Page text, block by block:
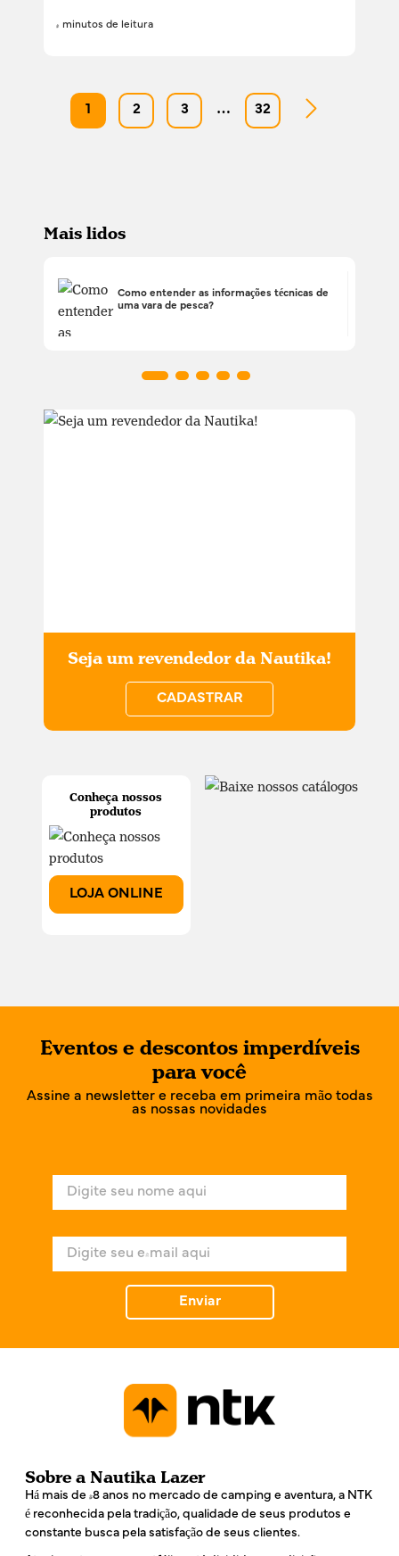
4 minutos de leitura
2 3 … 32
Mais lidos
Como entender as informações técnicas de
uma vara de pesca?
Conheça nossos
produtos
LOJA ONLINE
Seja um revendedor da Nautika!
CADASTRAR
Eventos e descontos imperdíveis
para você
Assine a newsletter e receba em primeira mão todas
as nossas novidades
e
*
Enviar
Sobre a Nautika Lazer
Há mais de 48 anos no mercado de camping e aventura, a NTK
é reconhecida pela tradição, qualidade de seus produtos e
constante busca pela satisfação de seus clientes.